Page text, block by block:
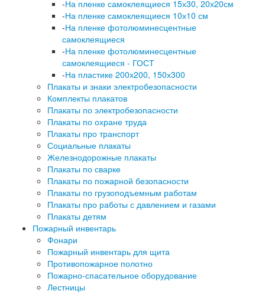
-На пленке самоклеящиеся 15х30, 20х20см
-На пленке самоклеящиеся 10х10 см
-На пленке фотолюминесцентные
самоклеящиеся
-На пленке фотолюминесцентные
самоклеящиеся - ГОСТ
-На пластике 200х200, 150х300
Плакаты и знаки электробезопасности
Комплекты плакатов
Плакаты по электробезопасности
Плакаты по охране труда
Плакаты про транспорт
Социальные плакаты
Железнодорожные плакаты
Плакаты по сварке
Плакаты по пожарной безопасности
Плакаты по грузоподъемным работам
Плакаты про работы с давлением и газами
Плакаты детям
Пожарный инвентарь
Фонари
Пожарный инвентарь для щита
Противопожарное полотно
Пожарно-спасательное оборудование
Лестницы